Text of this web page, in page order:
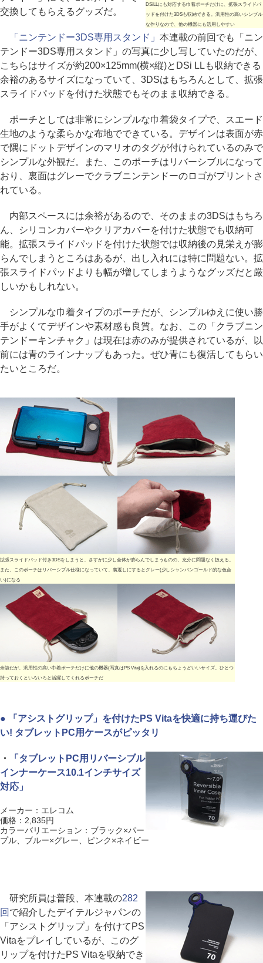
DSiLLにも対応する巾着ポーチだけに、拡張スライドパ
ッドを付けた3DSも収納できる。汎用性の高いシンプル
な作りなので、他の機器にも活用しやすい
交換してもらえるグッズだ。
「ニンテンドー3DS専用スタンド」 本連載の前回でも「ニン
テンドー3DS専用スタンド」の写真に少し写していたのだが、
こちらはサイズが約200×125mm(横×縦)とDSi LLも収納できる
余裕のあるサイズになっていて、3DSはもちろんとして、拡張
スライドパッドを付けた状態でもそのまま収納できる。
ポーチとしては非常にシンプルな巾着袋タイプで、スエード
生地のような柔らかな布地でできている。デザインは表面が赤
で隅にドットデザインのマリオのタグが付けられているのみで
シンプルな外観だ。また、このポーチはリバーシブルになって
おり、裏面はグレーでクラブニンテンドーのロゴがプリントさ
れている。
内部スペースには余裕があるので、そのままの3DSはもちろ
ん、シリコンカバーやクリアカバーを付けた状態でも収納可
能。拡張スライドパッドを付けた状態では収納後の見栄えが膨
らんでしまうところはあるが、出し入れには特に問題ない。拡
張スライドパッドよりも幅が増してしまうようなグッズだと厳
しいかもしれない。
シンプルな巾着タイプのポーチだが、シンプルゆえに使い勝
手がよくてデザインや素材感も良質。なお、この「クラブニン
テンドーキンチャク」は現在は赤のみが提供されているが、以
前には青のラインナップもあった。ぜひ青にも復活してもらい
たいところだ。
拡張スライドパッド付き3DSをしまうと、さすがに少し全体が膨らんでしまうものの、充分に問題なく扱える。
また、このポーチはリバーシブル仕様になっていて、裏返しにするとグレー(少しシャンパンゴールド的な色合
い)になる
余談だが、汎用性の高い巾着ポーチだけに他の機器(写真はPS Vita)を入れるのにもちょうどいいサイズ。ひとつ
持っておくといろいろと活躍してくれるポーチだ
● 「アシストグリップ」を付けたPS Vitaを快適に持ち運びた
い! タブレットPC用ケースがピッタリ
・
「タブレットPC用リバーシブル
インナーケース10.1インチサイズ
対応」
メーカー：エレコム
価格：2,835円
カラーバリエーション：ブラック×パー
プル、ブルー×グレー、ピンク×ネイビー
研究所員は普段、本連載の282
回 で紹介したデイテルジャパンの
「アシストグリップ」を付けてPS
Vitaをプレイしているが、このグ
リップを付けたPS Vitaを収納でき